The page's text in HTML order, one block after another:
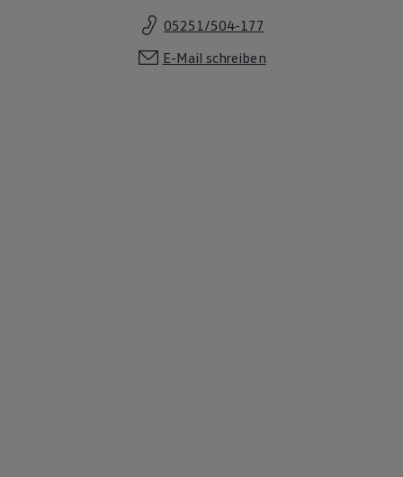
05251/504-177
E-Mail schreiben